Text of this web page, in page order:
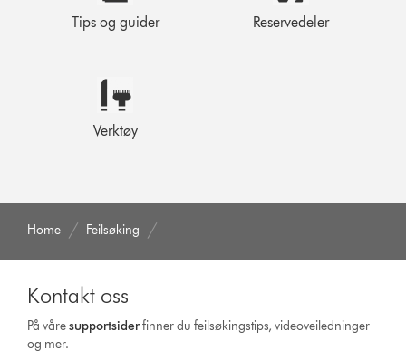
Tips og guider Reservedeler
Verktøy
Home Feilsøking
Kontakt oss
På våresupportsiderfinner du feilsøkingstips, videoveiledninger
og mer.